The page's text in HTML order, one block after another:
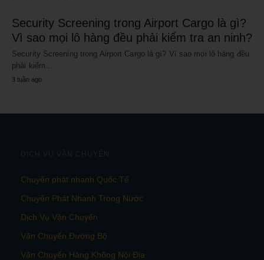
Security Screening trong Airport Cargo là gì?
Vì sao mọi lô hàng đều phải kiểm tra an ninh?
Security Screening trong Airport Cargo là gì? Vì sao mọi lô hàng đều
phải kiểm…
3 tuần ago
DỊCH VỤ VẬN CHUYỂN
Chuyển phát nhanh Quốc Tế
Chuyển Phát Nhanh Trong Nước
Dịch Vụ Vận Chuyển
Vận Chuyển Đường Bộ
Vận Chuyển Hàng Không Nội Địa